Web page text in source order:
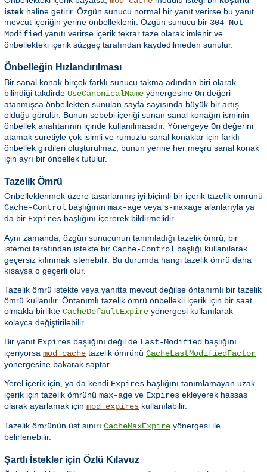
istek haline getirir. Özgün sunucu normal bir yanıt verirse bu yanıt
mevcut içeriğin yerine önbelleklenir. Özgün sunucu bir 304 Not
Modified yanıtı verirse içerik tekrar taze olarak imlenir ve
önbellekteki içerik süzgeç tarafından kaydedilmeden sunulur.
Önbelleğin Hızlandırılması
Bir sanal konak birçok farklı sunucu takma adından biri olarak
bilindiği takdirde UseCanonicalName yönergesine On değeri
atanmışsa önbellekten sunulan sayfa sayısında büyük bir artış
olduğu görülür. Bunun sebebi içeriği sunan sanal konağın isminin
önbellek anahtarının içinde kullanılmasıdır. Yönergeye On değerini
atamak suretiyle çok isimli ve rumuzlu sanal konaklar için farklı
önbellek girdileri oluşturulmaz, bunun yerine her meşru sanal konak
için ayrı bir önbellek tutulur.
Tazelik Ömrü
Önbelleklenmek üzere tasarlanmış iyi biçimli bir içerik tazelik ömrünü
Cache-Control başlığının max-age veya s-maxage alanlarıyla ya
da bir Expires başlığını içererek bildirmelidir.
Aynı zamanda, özgün sunucunun tanımladığı tazelik ömrü, bir
istemci tarafından istekte bir Cache-Control başlığı kullanılarak
geçersiz kılınmak istenebilir. Bu durumda hangi tazelik ömrü daha
kısaysa o geçerli olur.
Tazelik ömrü istekte veya yanıtta mevcut değilse öntanımlı bir tazelik
ömrü kullanılır. Öntanımlı tazelik ömrü önbellekli içerik için bir saat
olmakla birlikte CacheDefaultExpire yönergesi kullanılarak
kolayca değiştirilebilir.
Bir yanıt Expires başlığını değil de Last-Modified başlığını
içeriyorsa mod_cache tazelik ömrünü CacheLastModifiedFactor
yönergesine bakarak saptar.
Yerel içerik için, ya da kendi Expires başlığını tanımlamayan uzak
içerik için tazelik ömrünü max-age ve Expires ekleyerek hassas
olarak ayarlamak için mod_expires kullanılabilir.
Tazelik ömrünün üst sınırı CacheMaxExpire yönergesi ile
belirlenebilir.
Şartlı İstekler için Özlü Kılavuz